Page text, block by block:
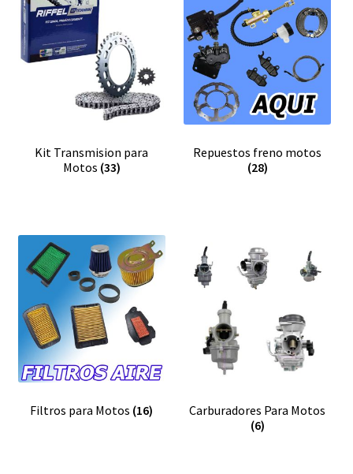
Kit Transmision para
Motos (33)
Repuestos freno motos
(28)
Filtros para Motos (16)
Carburadores Para Motos
(6)